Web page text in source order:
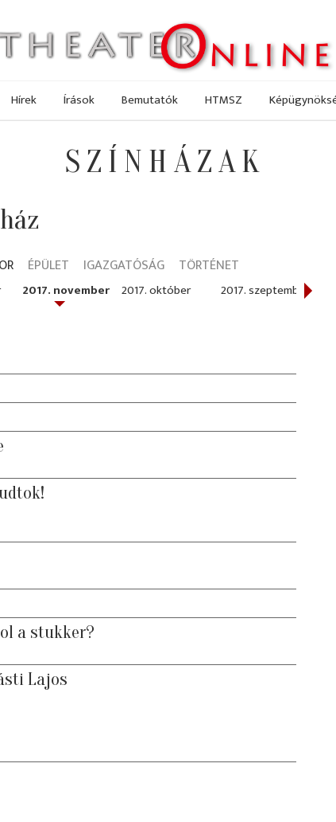
Hírek Írások Bemutatók HTMSZ
SZÍNHÁZAK
ÉPÜLET IGAZGATÓSÁG TÖRTÉNET
2017. november 2017. október 2017. szeptember
a stukker?
Lajos